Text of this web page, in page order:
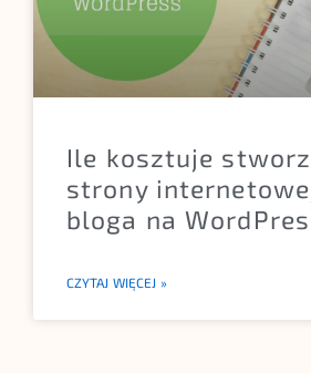
Ile kosztuje
strony
bloga na
CZYTAJ WIĘCEJ »